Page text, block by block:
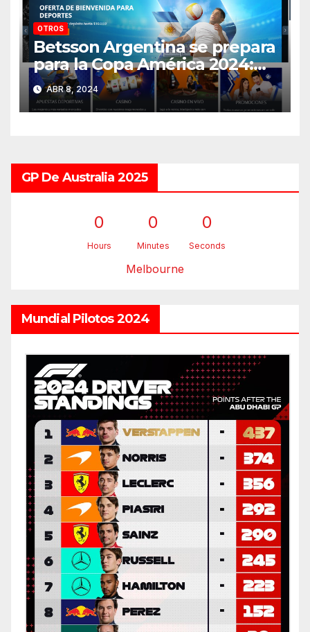
OTROS
Betsson Argentina se prepara
para la Copa América 2024:
¡Descúbrelo acá!
ABR 8, 2024
GP De Australia 2025
0
Hours
0
Minutes
0
Seconds
Melbourne
Mundial Pilotos 2024